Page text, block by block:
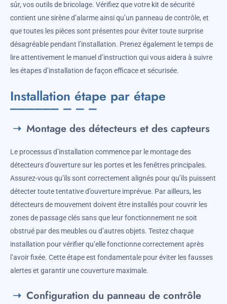
sûr, vos outils de bricolage. Vérifiez que votre kit de sécurité
contient une sirène d’alarme ainsi qu’un panneau de contrôle, et
que toutes les pièces sont présentes pour éviter toute surprise
désagréable pendant l’installation. Prenez également le temps de
lire attentivement le manuel d’instruction qui vous aidera à suivre
les étapes d’installation de façon efficace et sécurisée.
Installation étape par étape
Montage des détecteurs et des capteurs
Le processus d’installation commence par le montage des
détecteurs d’ouverture sur les portes et les fenêtres principales.
Assurez-vous qu’ils sont correctement alignés pour qu’ils puissent
détecter toute tentative d’ouverture imprévue. Par ailleurs, les
détecteurs de mouvement doivent être installés pour couvrir les
zones de passage clés sans que leur fonctionnement ne soit
obstrué par des meubles ou d’autres objets. Testez chaque
installation pour vérifier qu’elle fonctionne correctement après
l’avoir fixée. Cette étape est fondamentale pour éviter les fausses
alertes et garantir une couverture maximale.
Configuration du panneau de contrôle